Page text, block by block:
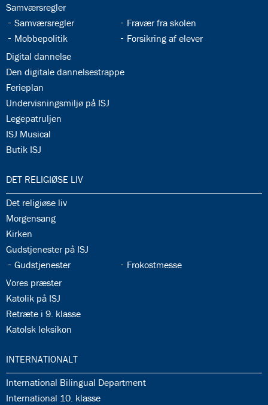
34.6:
Samværsregler
34.7:
Samværsregler 34.8:
Fravær fra skolen
34.9:
Mobbepolitik 34.10:
Forsikring af elever
34.11:
Digital dannelse
34.12:
Den digitale dannelsestrappe
34.13:
Ferieplan
34.14:
Undervisningsmiljø på ISJ
34.15:
Legepatruljen
34.16:
ISJ Musical
34.17:
Butik ISJ
35.0:
DET RELIGIØSE LIV
35.1:
Det religiøse liv
35.2:
Morgensang
35.3:
Kirken
35.4:
Gudstjenester på ISJ
35.5:
Gudstjenester 35.6:
Frokostmesse
35.7:
Vores præster
35.8:
Katolik på ISJ
35.9:
Retræte i 9. klasse
35.10:
Katolsk leksikon
36.0:
INTERNATIONALT
36.1:
International Bilingual Department
36.2:
International 10. klasse